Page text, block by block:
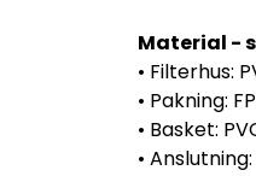
Material -
• Filterhus:
• Pakning:
• Basket:
•